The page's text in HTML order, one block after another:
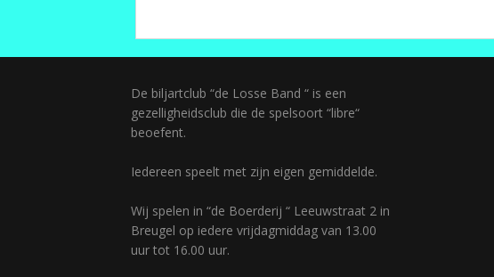
De biljartclub “de Losse Band “ is een
gezelligheidsclub die de spelsoort “libre“
beoefent.
Iedereen speelt met zijn eigen gemiddelde.
Wij spelen in “de Boerderij “ Leeuwstraat 2 in
Breugel op iedere vrijdagmiddag van 13.00
uur tot 16.00 uur.